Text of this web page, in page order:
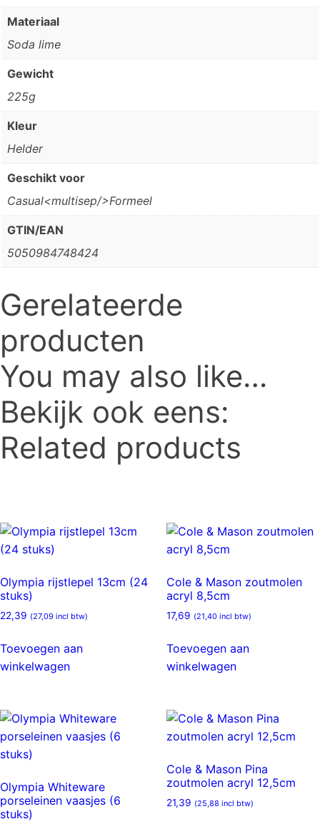
Materiaal
Soda lime
Gewicht
225g
Kleur
Helder
Geschikt voor
Casual<multisep/>Formeel
GTIN/EAN
5050984748424
Gerelateerde
producten
You may also like…
Bekijk ook eens:
Related products
Olympia rijstlepel 13cm (24
stuks)
22,39 (27,09 incl btw)
Toevoegen aan
winkelwagen
Cole & Mason zoutmolen
acryl 8,5cm
17,69 (21,40incl btw)
Toevoegen aan
winkelwagen
Olympia Whiteware
porseleinen vaasjes (6
stuks)
Cole & Mason Pina
zoutmolen acryl 12,5cm
21,39 (25,88 incl btw)